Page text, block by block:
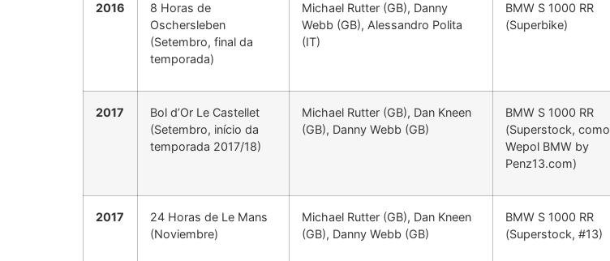
2016
8 Horas de
Oschersleben
(Setembro, final da
temporada)
Michael Rutter (GB), Danny
Webb (GB), Alessandro Polita
(IT)
BMW S 1000 RR
(Superbike)
2017
Bol d’Or Le Castellet
(Setembro, início da
temporada 2017/18)
Michael Rutter (GB), Dan Kneen
(GB), Danny Webb (GB)
BMW S 1000 RR
(Superstock, como
Wepol BMW by
Penz13.com)
2017
24 Horas de Le Mans
(Noviembre)
Michael Rutter (GB), Dan Kneen
(GB), Danny Webb (GB)
BMW S 1000 RR
(Superstock, #13)